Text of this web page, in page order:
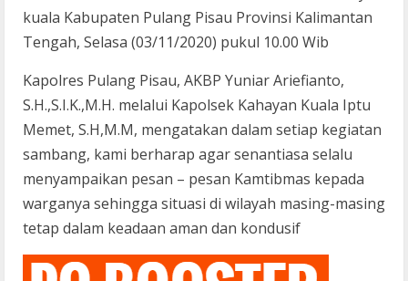
kuala Kabupaten Pulang Pisau Provinsi Kalimantan
Tengah, Selasa (03/11/2020) pukul 10.00 Wib
Kapolres Pulang Pisau, AKBP Yuniar Ariefianto,
S.H.,S.I.K.,M.H. melalui Kapolsek Kahayan Kuala Iptu
Memet, S.H,M.M, mengatakan dalam setiap kegiatan
sambang, kami berharap agar senantiasa selalu
menyampaikan pesan – pesan Kamtibmas kepada
warganya sehingga situasi di wilayah masing-masing
tetap dalam keadaan aman dan kondusif